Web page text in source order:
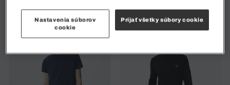
Nastavenia súborov
cookie
Prijať všetky súbory cookie